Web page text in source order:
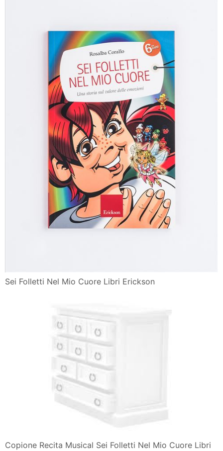
Sei Folletti Nel Mio Cuore Libri Erickson
Copione Recita Musical Sei Folletti Nel Mio Cuore Libri